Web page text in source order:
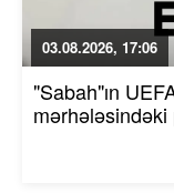
03.08.2026, 17:06
"Sabah"ın